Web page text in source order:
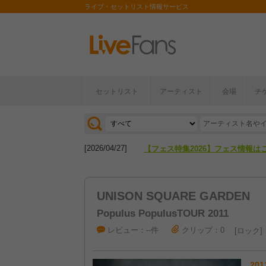
ライブ・セットリスト情報サービス
セットリスト アーティスト 会場 チ
[2026/07/28] 【ライブ動員ランキング】2026年
[2026/04/27] 【フェス特集2026】フェス情報は
UNISON SQUARE GARDEN
Populus PopulusTOUR 2011
レビュー：--件 クリップ：0 ロック